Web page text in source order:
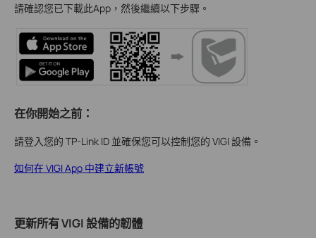
請確認您已下載此App，然後繼續以下步驟。
在你開始之前：
請登入您的 TP-Link ID 並確保您可以控制您的 VIGI 設備。
如何在 VIGI App 中建立新帳號
更新所有 VIGI 設備的韌體